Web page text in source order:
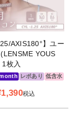
AXIS180°】ユー
YOUS
枚入
レポあり 低含水
1,390税込